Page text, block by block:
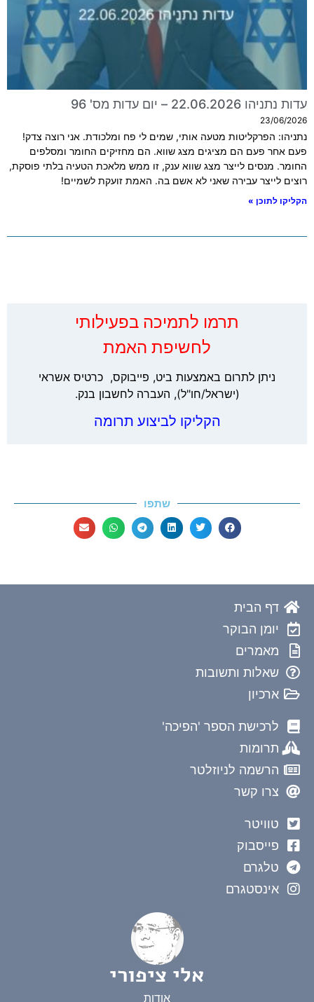
עדות נתניהו 22.06.2026 – יום עדות מס' 96
23/06/2026
נתניהו: הפרקליטות מטעה אותי, שמים לי פח ומלכודת. אני רוצה צדק!
פעם אחר פעם הם מציגים מצג שווא. הם מחזיקים החומר ומסלפים
החומר. מנסים לייצר מצג שווא ענק, זו ממש מלאכת הטעיה בלתי פוסקת,
רוצים לייצר עבירה שאני לא אשם בה. האמת זועקת לשמיים!
הקליקו לתוכן »
‏תרמו לתמיכה בפעילותי
לחשיפת האמת
ניתן לתרום באמצעות ביט, פייבוקס, כרטיס אשראי
(ישראל/חו"ל), העברה לחשבון בנק.
הקליקו לביצוע תרומה
שתפו
דף הבית
יומן הבוקר
מאמרים
שאלות ותשובות
ארכיון
לרכישת הספר 'הפיכה'
תרומות
הרשמה לניוזלטר
צרו קשר
טוויטר
פייסבוק
טלגרם
אינסטגרם
אלי ציפורי
אודות